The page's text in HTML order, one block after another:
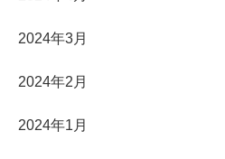
2024年3月
2024年2月
2024年1月